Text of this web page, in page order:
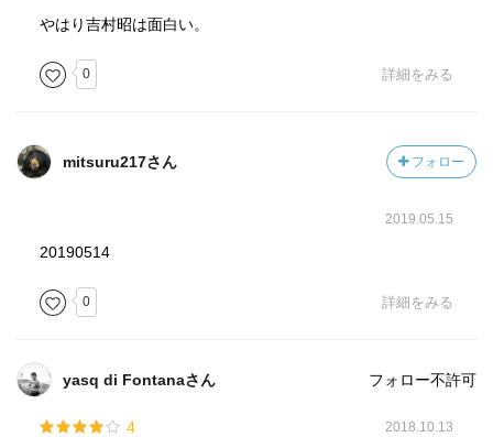
やはり吉村昭は面白い。
0 詳細をみる
mitsuru217さん フォロー
2019.05.15
20190514
0 詳細をみる
yasq di Fontanaさん フォロー不許可
4 2018.10.13